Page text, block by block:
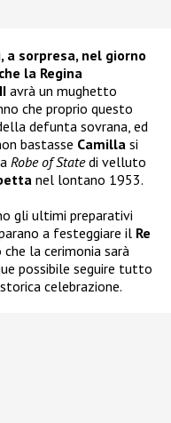
sorpresa, nel giorno
la Regina
avrà un mughetto
che proprio questo
defunta sovrana, ed
bastasse Camilla si
Robe of Statedi velluto
nel lontano 1953.
gli ultimi preparativi
a festeggiare il Re
che la cerimonia sarà
possibile seguire tutto
celebrazione.